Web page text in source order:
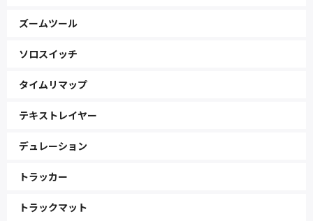
ズームツール
ソロスイッチ
タイムリマップ
テキストレイヤー
デュレーション
トラッカー
トラックマット